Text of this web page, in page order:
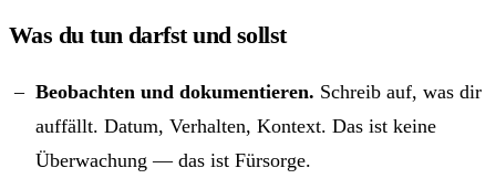
Was du tun darfst und sollst
Beobachten und dokumentieren. Schreib auf, was dir
auffällt. Datum, Verhalten, Kontext. Das ist keine
Überwachung — das ist Fürsorge.